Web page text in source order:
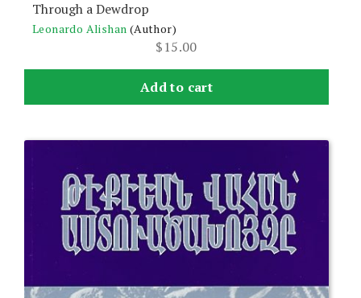
Through a Dewdrop
Leonardo Alishan (Author)
$15.00
Add to cart